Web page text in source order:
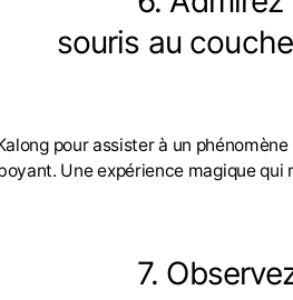
souris au
pour assister à un
Une expérience magique
7.